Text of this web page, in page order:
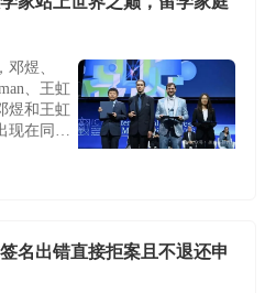
煜、
、王虹
煜和王虹
现在同一
名出错直接拒案且不退还申